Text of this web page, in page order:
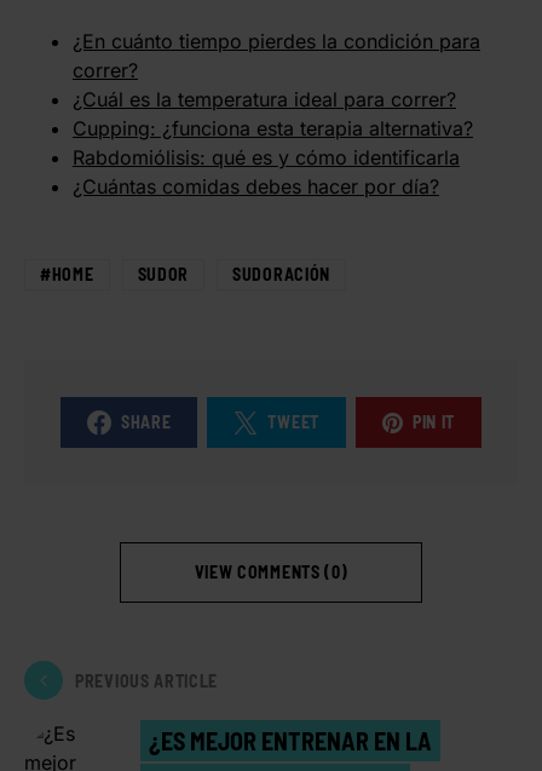
¿En cuánto tiempo pierdes la condición para
correr?
¿Cuál es la temperatura ideal para correr?
Cupping: ¿funciona esta terapia alternativa?
Rabdomiólisis: qué es y cómo identificarla
¿Cuántas comidas debes hacer por día?
#HOME SUDOR SUDORACIÓN
SHARE TWEET PIN IT
VIEW COMMENTS (0)
PREVIOUS ARTICLE
¿ES MEJOR ENTRENAR EN LA